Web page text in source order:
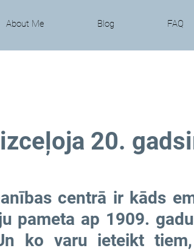
About Me Blog FAQ
20.
centrā ir kāds
pameta ap 1909.
ko varu ieteikt